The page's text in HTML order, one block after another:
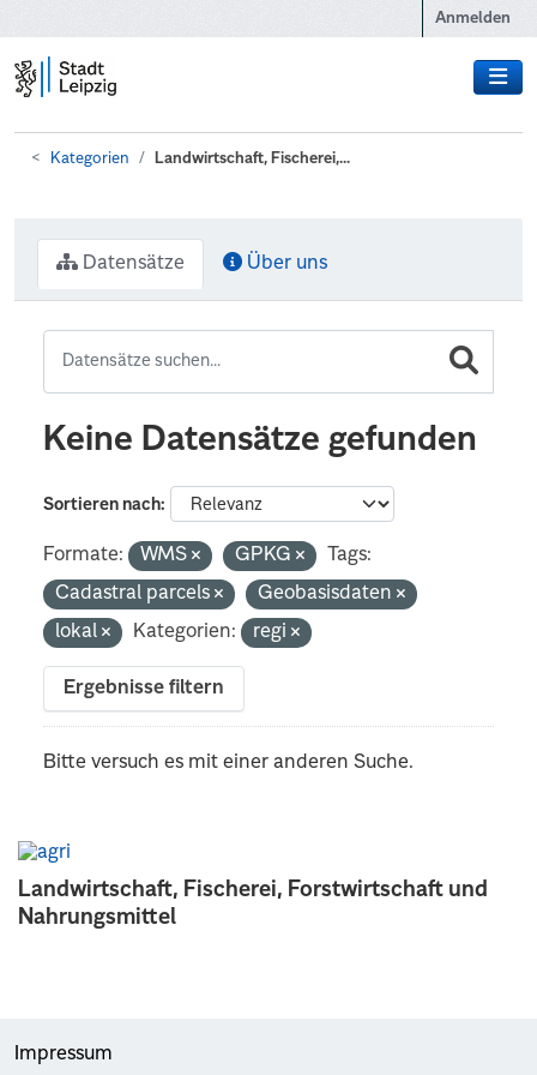
Anmelden
Kategorien Landwirtschaft, Fischerei,...
Landwirtschaft, Fischerei, Forstwirtschaft und
Nahrungsmittel
Datensätze Über uns
Keine Datensätze gefunden
Sortieren nach
Formate: WMS GPKG
Tags:
Cadastral parcels
Geobasisdaten
lokal
Kategorien: regi
Ergebnisse filtern
Bitte versuch es mit einer anderen Suche.
Impressum